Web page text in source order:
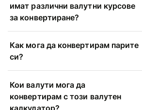
имат различни валутни курсове
за конвертиране?
Как мога да конвертирам парите
си?
Кои валути мога да
конвертирам с този валутен
калкулатор?